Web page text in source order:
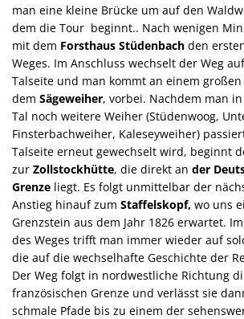
man eine kleine Brücke um auf den
dem die Tour beginnt.. Nach wenigen
mit dem Forsthaus Stüdenbach den
Weges. Im Anschluss wechselt der Weg
Talseite und man kommt an einem großen
dem Sägeweiher, vorbei. Nachdem man
Tal noch weitere Weiher (Stüdenwoog,
Finsterbachweiher, Kaleseyweiher)
Talseite erneut gewechselt wird, beginnt
zur Zollstockhütte, die direkt an der
Grenze liegt. Es folgt unmittelbar der
Anstieg hinauf zum Staffelskopf, wo uns
Grenzstein aus dem Jahr 1826 erwartet.
des Weges trifft man immer wieder auf
die auf die wechselhafte Geschichte der
Der Weg folgt in nordwestliche Richtung
französischen Grenze und verlässt sie
schmale Pfade bis zu einem der